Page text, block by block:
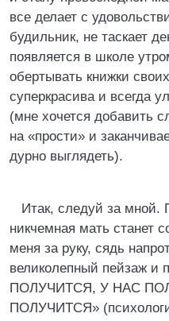
все делает с
будильник, не таскает
появляется в школе
обертывать книжки
суперкрасива и всегда
(мне хочется добавить
на «прости» и
дурно выглядеть).
Итак, следуй за мной.
никчемная мать станет
меня за руку, сядь
великолепный пейзаж и
ПОЛУЧИТСЯ, У НАС
ПОЛУЧИТСЯ»